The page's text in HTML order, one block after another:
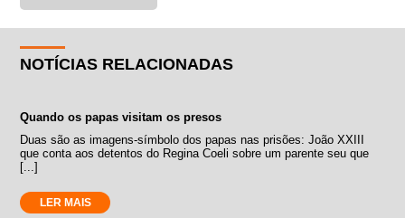
NOTÍCIAS RELACIONADAS
Quando os papas visitam os presos
Duas são as imagens-símbolo dos papas nas prisões: João XXIII
que conta aos detentos do Regina Coeli sobre um parente seu que
[...]
LER MAIS